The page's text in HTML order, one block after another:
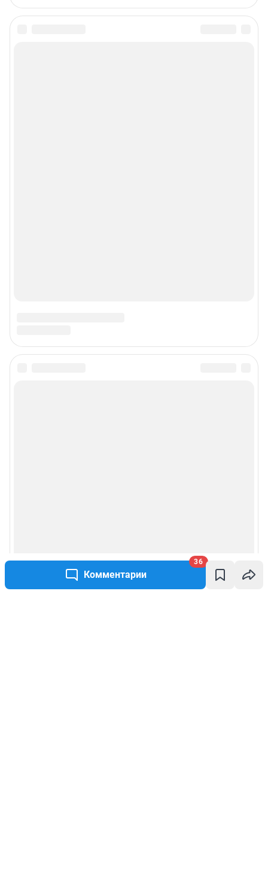
Комментарии
36